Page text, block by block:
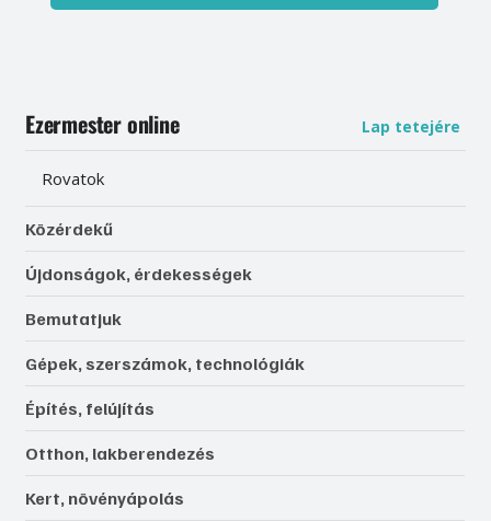
Ezermester online Lap tetejére
Rovatok
Közérdekű
Újdonságok, érdekességek
Bemutatjuk
Gépek, szerszámok, technológiák
Építés, felújítás
Otthon, lakberendezés
Kert, növényápolás